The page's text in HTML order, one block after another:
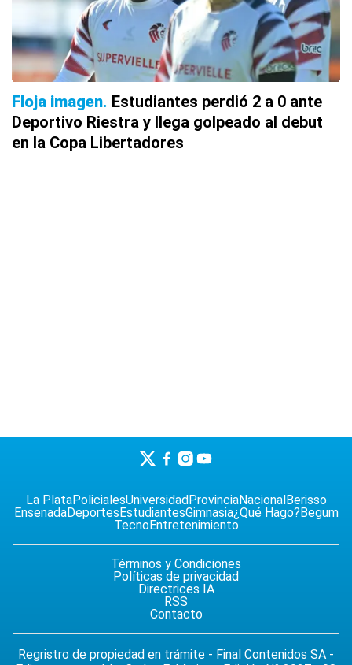
Floja imagen Estudiantes perdió 2 a 0 ante
Deportivo Riestra y llega golpeado al debut
en la Copa Libertadores
La PlataPolicialesUniversidadProvinciaNacionalBerisso
EnsenadaDeportesEstudiantesGimnasia¿Qué Hago?Begum
TecnoEntretenimiento
Términos y Condiciones
Políticas de privacidad
Directrices IA
RSS
Contacto
Regristro de propiedad en trámite - Final Contenidos SA -